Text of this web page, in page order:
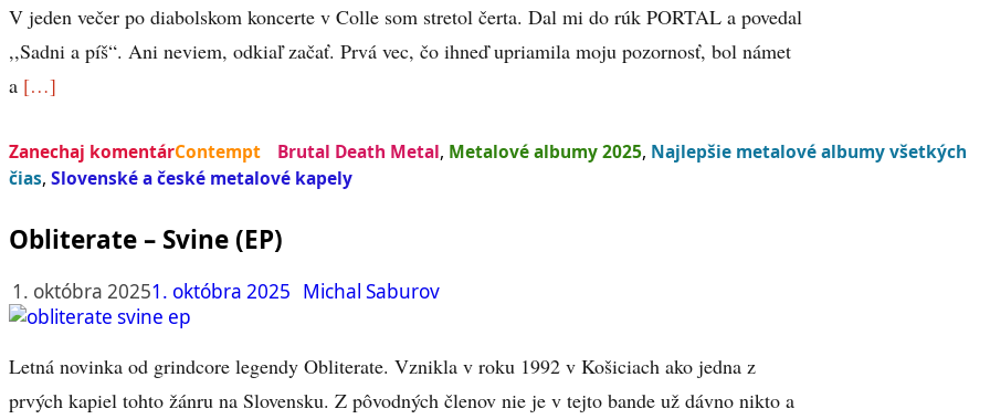
V jeden večer po diabolskom koncerte v Colle som stretol čerta. Dal mi do rúk PORTAL a povedal
,,Sadni a píš“. Ani neviem, odkiaľ začať. Prvá vec, čo ihneď upriamila moju pozornosť, bol námet
a […]
Zanechaj komentárContempt Brutal Death Metal, Metalové albumy 2025, Najlepšie metalové albumy všetkých
čias, Slovenské a české metalové kapely
Obliterate – Svine (EP)
1. októbra 20251. októbra 2025 Michal Saburov
Letná novinka od grindcore legendy Obliterate. Vznikla v roku 1992 v Košiciach ako jedna z
prvých kapiel tohto žánru na Slovensku. Z pôvodných členov nie je v tejto bande už dávno nikto a